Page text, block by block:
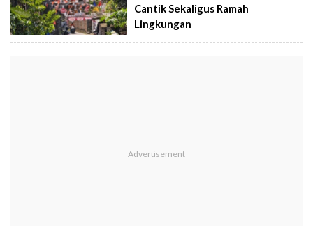
Cantik Sekaligus Ramah
Lingkungan